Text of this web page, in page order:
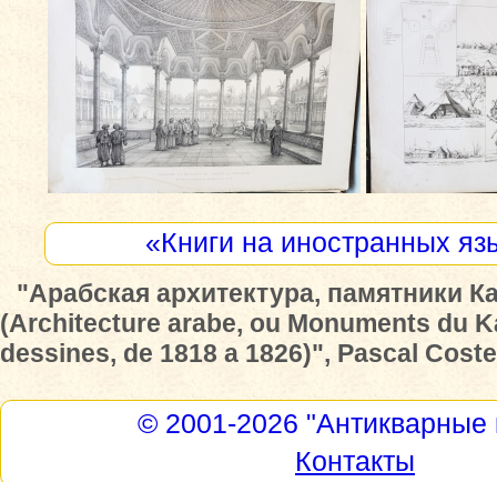
«Книги на иностранных
"Арабская архитектура, памятники
(Architecture arabe, ou Monuments du
dessines, de 1818 a 1826)", Pascal
© 2001-2026 "Антикварные
Контакты